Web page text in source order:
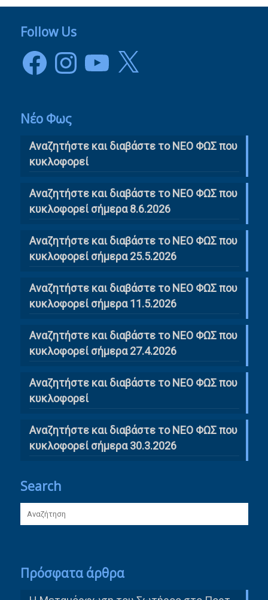
Follow Us
FacebookInstagramYouTube
X
Νέο Φως
Αναζητήστε και διαβάστε το NΕΟ ΦΩΣ που
κυκλοφορεί
Αναζητήστε και διαβάστε το ΝΕΟ ΦΩΣ που
κυκλοφορεί σήμερα 8.6.2026
Αναζητήστε και διαβάστε το ΝΕΟ ΦΩΣ που
κυκλοφορεί σήμερα 25.5.2026
Αναζητήστε και διαβάστε το ΝΕΟ ΦΩΣ που
κυκλοφορεί σήμερα 11.5.2026
Αναζητήστε και διαβάστε το ΝΕΟ ΦΩΣ που
κυκλοφορεί σήμερα 27.4.2026
Αναζητήστε και διαβάστε το ΝΕΟ ΦΩΣ που
κυκλοφορεί
Αναζητήστε και διαβάστε το ΝΕΟ ΦΩΣ που
κυκλοφορεί σήμερα 30.3.2026
Search
Πρόσφατα άρθρα